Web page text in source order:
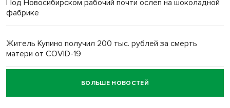
Под Новосибирском рабочий почти ослеп на шоколадной
фабрике
Житель Купино получил 200 тыс. рублей за смерть
матери от COVID-19
Новосибирский суд наказал водителя за смерть
пенсионерки на вокзале
БОЛЬШЕ НОВОСТЕЙ